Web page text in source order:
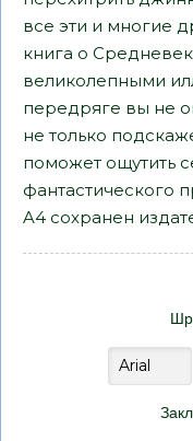
все эти и многие
книга о
великолепными
передряге вы не
не только
поможет ощутить
фантастического
A4 сохранен